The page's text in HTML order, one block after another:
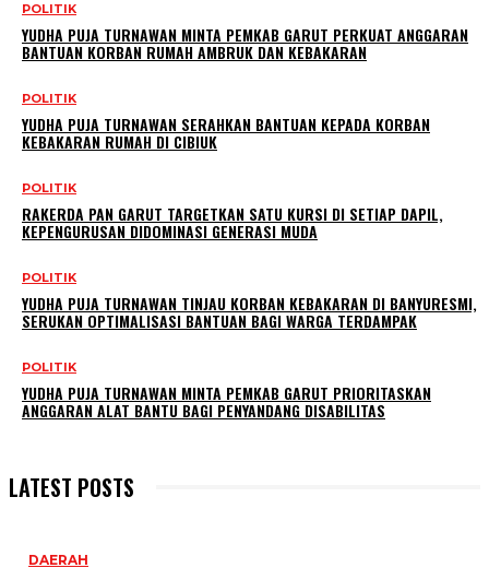
POLITIK
YUDHA PUJA TURNAWAN MINTA PEMKAB GARUT PERKUAT ANGGARAN
BANTUAN KORBAN RUMAH AMBRUK DAN KEBAKARAN
POLITIK
YUDHA PUJA TURNAWAN SERAHKAN BANTUAN KEPADA KORBAN
KEBAKARAN RUMAH DI CIBIUK
POLITIK
RAKERDA PAN GARUT TARGETKAN SATU KURSI DI SETIAP DAPIL,
KEPENGURUSAN DIDOMINASI GENERASI MUDA
POLITIK
YUDHA PUJA TURNAWAN TINJAU KORBAN KEBAKARAN DI BANYURESMI,
SERUKAN OPTIMALISASI BANTUAN BAGI WARGA TERDAMPAK
POLITIK
YUDHA PUJA TURNAWAN MINTA PEMKAB GARUT PRIORITASKAN
ANGGARAN ALAT BANTU BAGI PENYANDANG DISABILITAS
LATEST POSTS
DAERAH